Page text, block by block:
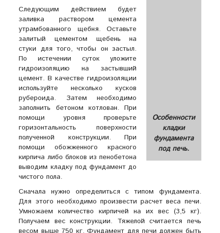
Особенности
кладки
фундамента
под печь.
Следующим действием будет
заливка раствором цемента
утрамбованного щебня. Оставьте
залитый цементом щебень на
стуки для того, чтобы он застыл.
По истечении суток уложите
гидроизоляцию на застывший
цемент. В качестве гидроизоляции
используйте несколько кусков
рубероида. Затем необходимо
заполнить бетоном котлован. При
помощи уровня проверьте
горизонтальность поверхности
полученной конструкции. При
помощи обожженного красного
кирпича либо блоков из пенобетона
выводим кладку под фундамент до
чистого пола.
Сначала нужно определиться с типом фундамента.
Для этого необходимо произвести расчет веса печи.
Умножаем количество кирпичей на их вес (3,5 кг).
Получаем вес конструкции. Тяжелой считается печь
весом выше 750 кг. Фундамент для печи должен быть